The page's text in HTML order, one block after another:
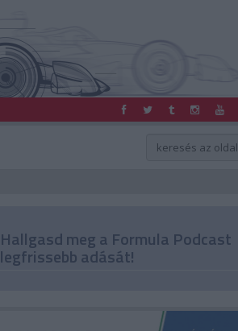
Hallgasd meg a Formula Podcast
legfrissebb adását!